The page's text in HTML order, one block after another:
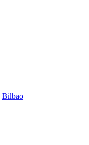
Bilbao